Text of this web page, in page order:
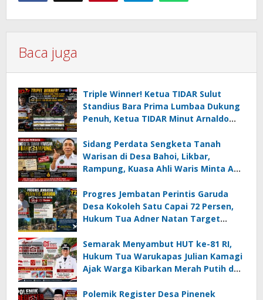
Baca juga
Triple Winner! Ketua TIDAR Sulut
Standius Bara Prima Lumbaa Dukung
Penuh, Ketua TIDAR Minut Arnaldo
05 MC JOE Sapu Bersih Tiga Gelar
Juara Umum
Sidang Perdata Sengketa Tanah
Warisan di Desa Bahoi, Likbar,
Rampung, Kuasa Ahli Waris Minta APH
Korupsi Dandes
Progres Jembatan Perintis Garuda
Desa Kokoleh Satu Capai 72 Persen,
Hukum Tua Adner Natan Target
Semarak Menyambut HUT ke-81 RI,
Hukum Tua Warukapas Julian Kamagi
Ajak Warga Kibarkan Merah Putih dan
Polemik Register Desa Pinenek